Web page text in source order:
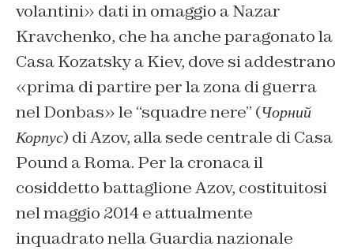
volantini» dati in omaggio a Nazar
Kravchenko, che ha anche paragonato la
Casa Kozatsky a Kiev, dove si addestrano
«prima di partire per la zona di guerra
nel Donbas» le “squadre nere” (Чорний
Корпус) di Azov, alla sede centrale di Casa
Pound a Roma. Per la cronaca il
cosiddetto battaglione Azov, costituitosi
nel maggio 2014 e attualmente
inquadrato nella Guardia nazionale